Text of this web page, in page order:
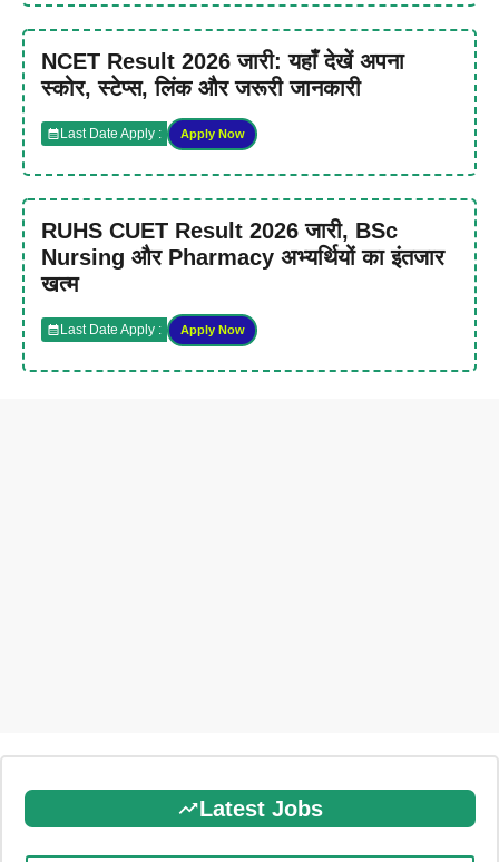
NCET Result 2026 जारी: यहाँ देखें अपना
स्कोर, स्टेप्स, लिंक और जरूरी जानकारी
Last Date Apply : Apply Now
RUHS CUET Result 2026 जारी, BSc
Nursing और Pharmacy अभ्यर्थियों का इंतजार
खत्म
Last Date Apply : Apply Now
Latest Jobs